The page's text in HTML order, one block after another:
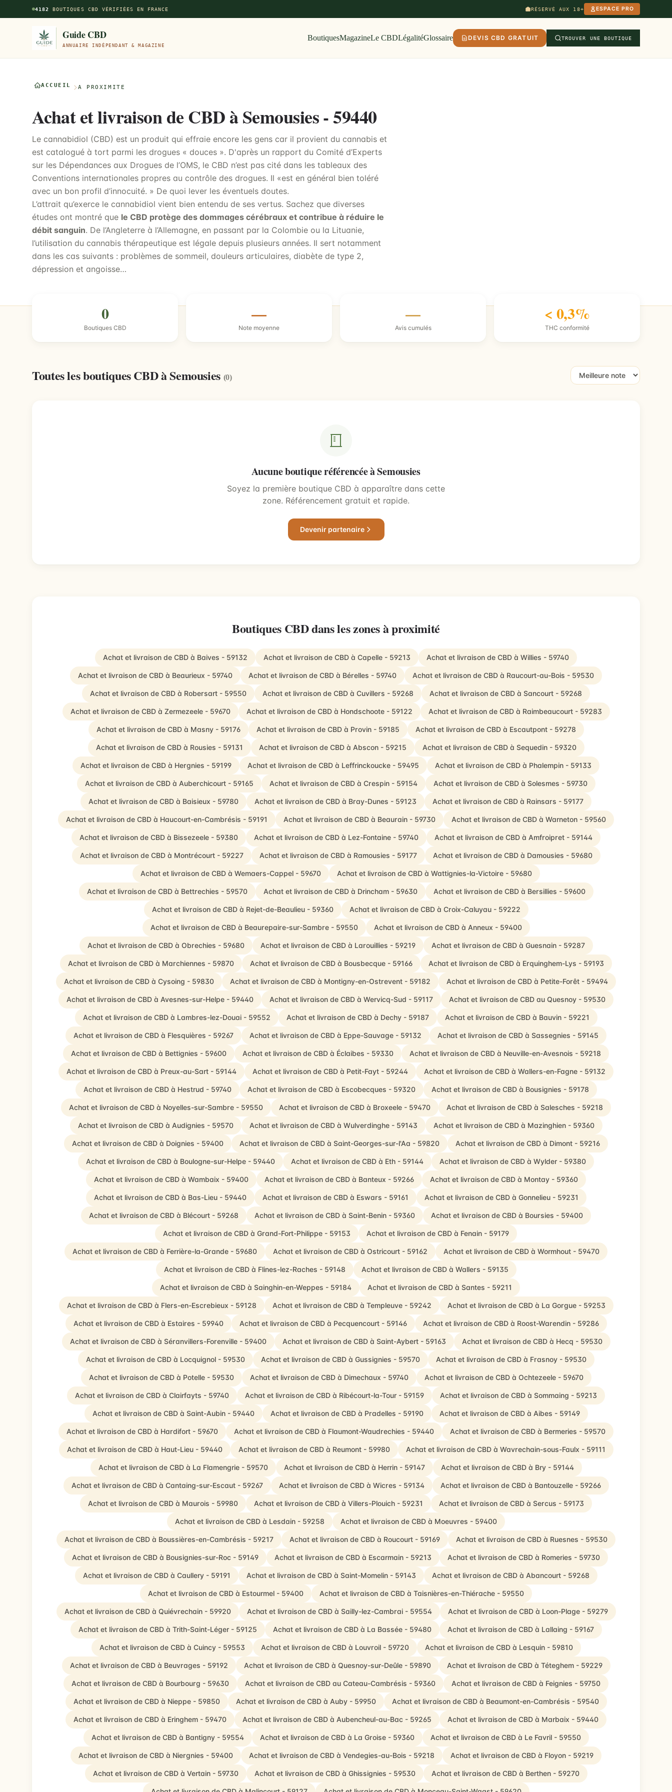
Aller au contenu principal
4182 BOUTIQUES CBD VÉRIFIÉES EN FRANCE RÉSERVÉ AUX 18+ ESPACE PRO
Guide CBD
ANNUAIRE INDÉPENDANT & MAGAZINE
BoutiquesMagazineLe CBDLégalitéGlossaire DEVIS CBD GRATUIT TROUVER UNE BOUTIQUE
ACCUEIL À PROXIMITÉ
Achat et livraison de CBD à Semousies - 59440
Le cannabidiol (CBD) est un produit qui effraie encore les gens car il provient du cannabis et
est catalogué à tort parmi les drogues « douces ». D'après un rapport du Comité d’Experts
sur les Dépendances aux Drogues de l’OMS, le CBD n’est pas cité dans les tableaux des
Conventions internationales propres au contrôle des drogues. Il «est en général bien toléré
avec un bon profil d’innocuité. » De quoi lever les éventuels doutes.
L’attrait qu’exerce le cannabidiol vient bien entendu de ses vertus. Sachez que diverses
études ont montré que le CBD protège des dommages cérébraux et contribue à réduire le
débit sanguin. De l’Angleterre à l’Allemagne, en passant par la Colombie ou la Lituanie,
l’utilisation du cannabis thérapeutique est légale depuis plusieurs années. Il sert notamment
dans les cas suivants : problèmes de sommeil, douleurs articulaires, diabète de type 2,
dépression et angoisse…
0
Boutiques CBD
—
Note moyenne
—
Avis cumulés
< 0,3%
THC conformité
Toutes les boutiques CBD à Semousies (0)
Aucune boutique référencée à Semousies
Soyez la première boutique CBD à apparaître dans cette
zone. Référencement gratuit et rapide.
Devenir partenaire
Boutiques CBD dans les zones à proximité
Achat et livraison de CBD à Baives - 59132 Achat et livraison de CBD à Capelle - 59213 Achat et livraison de CBD à Willies - 59740
Achat et livraison de CBD à Beaurieux - 59740 Achat et livraison de CBD à Bérelles - 59740 Achat et livraison de CBD à Raucourt-au-Bois - 59530
Achat et livraison de CBD à Robersart - 59550 Achat et livraison de CBD à Cuvillers - 59268 Achat et livraison de CBD à Sancourt - 59268
Achat et livraison de CBD à Zermezeele - 59670 Achat et livraison de CBD à Hondschoote - 59122 Achat et livraison de CBD à Raimbeaucourt - 59283
Achat et livraison de CBD à Masny - 59176 Achat et livraison de CBD à Provin - 59185 Achat et livraison de CBD à Escautpont - 59278
Achat et livraison de CBD à Rousies - 59131 Achat et livraison de CBD à Abscon - 59215 Achat et livraison de CBD à Sequedin - 59320
Achat et livraison de CBD à Hergnies - 59199 Achat et livraison de CBD à Leffrinckoucke - 59495 Achat et livraison de CBD à Phalempin - 59133
Achat et livraison de CBD à Auberchicourt - 59165 Achat et livraison de CBD à Crespin - 59154 Achat et livraison de CBD à Solesmes - 59730
Achat et livraison de CBD à Baisieux - 59780 Achat et livraison de CBD à Bray-Dunes - 59123 Achat et livraison de CBD à Rainsars - 59177
Achat et livraison de CBD à Haucourt-en-Cambrésis - 59191 Achat et livraison de CBD à Beaurain - 59730 Achat et livraison de CBD à Warneton - 59560
Achat et livraison de CBD à Bissezeele - 59380 Achat et livraison de CBD à Lez-Fontaine - 59740 Achat et livraison de CBD à Amfroipret - 59144
Achat et livraison de CBD à Montrécourt - 59227 Achat et livraison de CBD à Ramousies - 59177 Achat et livraison de CBD à Damousies - 59680
Achat et livraison de CBD à Wemaers-Cappel - 59670 Achat et livraison de CBD à Wattignies-la-Victoire - 59680
Achat et livraison de CBD à Bettrechies - 59570 Achat et livraison de CBD à Drincham - 59630 Achat et livraison de CBD à Bersillies - 59600
Achat et livraison de CBD à Rejet-de-Beaulieu - 59360 Achat et livraison de CBD à Croix-Caluyau - 59222
Achat et livraison de CBD à Beaurepaire-sur-Sambre - 59550 Achat et livraison de CBD à Anneux - 59400
Achat et livraison de CBD à Obrechies - 59680 Achat et livraison de CBD à Larouillies - 59219 Achat et livraison de CBD à Guesnain - 59287
Achat et livraison de CBD à Marchiennes - 59870 Achat et livraison de CBD à Bousbecque - 59166 Achat et livraison de CBD à Erquinghem-Lys - 59193
Achat et livraison de CBD à Cysoing - 59830 Achat et livraison de CBD à Montigny-en-Ostrevent - 59182 Achat et livraison de CBD à Petite-Forêt - 59494
Achat et livraison de CBD à Avesnes-sur-Helpe - 59440 Achat et livraison de CBD à Wervicq-Sud - 59117 Achat et livraison de CBD au Quesnoy - 59530
Achat et livraison de CBD à Lambres-lez-Douai - 59552 Achat et livraison de CBD à Dechy - 59187 Achat et livraison de CBD à Bauvin - 59221
Achat et livraison de CBD à Flesquières - 59267 Achat et livraison de CBD à Eppe-Sauvage - 59132 Achat et livraison de CBD à Sassegnies - 59145
Achat et livraison de CBD à Bettignies - 59600 Achat et livraison de CBD à Éclaibes - 59330 Achat et livraison de CBD à Neuville-en-Avesnois - 59218
Achat et livraison de CBD à Preux-au-Sart - 59144 Achat et livraison de CBD à Petit-Fayt - 59244 Achat et livraison de CBD à Wallers-en-Fagne - 59132
Achat et livraison de CBD à Hestrud - 59740 Achat et livraison de CBD à Escobecques - 59320 Achat et livraison de CBD à Bousignies - 59178
Achat et livraison de CBD à Noyelles-sur-Sambre - 59550 Achat et livraison de CBD à Broxeele - 59470 Achat et livraison de CBD à Salesches - 59218
Achat et livraison de CBD à Audignies - 59570 Achat et livraison de CBD à Wulverdinghe - 59143 Achat et livraison de CBD à Mazinghien - 59360
Achat et livraison de CBD à Doignies - 59400 Achat et livraison de CBD à Saint-Georges-sur-l'Aa - 59820 Achat et livraison de CBD à Dimont - 59216
Achat et livraison de CBD à Boulogne-sur-Helpe - 59440 Achat et livraison de CBD à Eth - 59144 Achat et livraison de CBD à Wylder - 59380
Achat et livraison de CBD à Wambaix - 59400 Achat et livraison de CBD à Banteux - 59266 Achat et livraison de CBD à Montay - 59360
Achat et livraison de CBD à Bas-Lieu - 59440 Achat et livraison de CBD à Eswars - 59161 Achat et livraison de CBD à Gonnelieu - 59231
Achat et livraison de CBD à Blécourt - 59268 Achat et livraison de CBD à Saint-Benin - 59360 Achat et livraison de CBD à Boursies - 59400
Achat et livraison de CBD à Grand-Fort-Philippe - 59153 Achat et livraison de CBD à Fenain - 59179
Achat et livraison de CBD à Ferrière-la-Grande - 59680 Achat et livraison de CBD à Ostricourt - 59162 Achat et livraison de CBD à Wormhout - 59470
Achat et livraison de CBD à Flines-lez-Raches - 59148 Achat et livraison de CBD à Wallers - 59135
Achat et livraison de CBD à Sainghin-en-Weppes - 59184 Achat et livraison de CBD à Santes - 59211
Achat et livraison de CBD à Flers-en-Escrebieux - 59128 Achat et livraison de CBD à Templeuve - 59242 Achat et livraison de CBD à La Gorgue - 59253
Achat et livraison de CBD à Estaires - 59940 Achat et livraison de CBD à Pecquencourt - 59146 Achat et livraison de CBD à Roost-Warendin - 59286
Achat et livraison de CBD à Séranvillers-Forenville - 59400 Achat et livraison de CBD à Saint-Aybert - 59163 Achat et livraison de CBD à Hecq - 59530
Achat et livraison de CBD à Locquignol - 59530 Achat et livraison de CBD à Gussignies - 59570 Achat et livraison de CBD à Frasnoy - 59530
Achat et livraison de CBD à Potelle - 59530 Achat et livraison de CBD à Dimechaux - 59740 Achat et livraison de CBD à Ochtezeele - 59670
Achat et livraison de CBD à Clairfayts - 59740 Achat et livraison de CBD à Ribécourt-la-Tour - 59159 Achat et livraison de CBD à Sommaing - 59213
Achat et livraison de CBD à Saint-Aubin - 59440 Achat et livraison de CBD à Pradelles - 59190 Achat et livraison de CBD à Aibes - 59149
Achat et livraison de CBD à Hardifort - 59670 Achat et livraison de CBD à Flaumont-Waudrechies - 59440 Achat et livraison de CBD à Bermeries - 59570
Achat et livraison de CBD à Haut-Lieu - 59440 Achat et livraison de CBD à Reumont - 59980 Achat et livraison de CBD à Wavrechain-sous-Faulx - 59111
Achat et livraison de CBD à La Flamengrie - 59570 Achat et livraison de CBD à Herrin - 59147 Achat et livraison de CBD à Bry - 59144
Achat et livraison de CBD à Cantaing-sur-Escaut - 59267 Achat et livraison de CBD à Wicres - 59134 Achat et livraison de CBD à Bantouzelle - 59266
Achat et livraison de CBD à Maurois - 59980 Achat et livraison de CBD à Villers-Plouich - 59231 Achat et livraison de CBD à Sercus - 59173
Achat et livraison de CBD à Lesdain - 59258 Achat et livraison de CBD à Moeuvres - 59400
Achat et livraison de CBD à Boussières-en-Cambrésis - 59217 Achat et livraison de CBD à Roucourt - 59169 Achat et livraison de CBD à Ruesnes - 59530
Achat et livraison de CBD à Bousignies-sur-Roc - 59149 Achat et livraison de CBD à Escarmain - 59213 Achat et livraison de CBD à Romeries - 59730
Achat et livraison de CBD à Caullery - 59191 Achat et livraison de CBD à Saint-Momelin - 59143 Achat et livraison de CBD à Abancourt - 59268
Achat et livraison de CBD à Estourmel - 59400 Achat et livraison de CBD à Taisnières-en-Thiérache - 59550
Achat et livraison de CBD à Quiévrechain - 59920 Achat et livraison de CBD à Sailly-lez-Cambrai - 59554 Achat et livraison de CBD à Loon-Plage - 59279
Achat et livraison de CBD à Trith-Saint-Léger - 59125 Achat et livraison de CBD à La Bassée - 59480 Achat et livraison de CBD à Lallaing - 59167
Achat et livraison de CBD à Cuincy - 59553 Achat et livraison de CBD à Louvroil - 59720 Achat et livraison de CBD à Lesquin - 59810
Achat et livraison de CBD à Beuvrages - 59192 Achat et livraison de CBD à Quesnoy-sur-Deûle - 59890 Achat et livraison de CBD à Téteghem - 59229
Achat et livraison de CBD à Bourbourg - 59630 Achat et livraison de CBD au Cateau-Cambrésis - 59360 Achat et livraison de CBD à Feignies - 59750
Achat et livraison de CBD à Nieppe - 59850 Achat et livraison de CBD à Auby - 59950 Achat et livraison de CBD à Beaumont-en-Cambrésis - 59540
Achat et livraison de CBD à Eringhem - 59470 Achat et livraison de CBD à Aubencheul-au-Bac - 59265 Achat et livraison de CBD à Marbaix - 59440
Achat et livraison de CBD à Bantigny - 59554 Achat et livraison de CBD à La Groise - 59360 Achat et livraison de CBD à Le Favril - 59550
Achat et livraison de CBD à Niergnies - 59400 Achat et livraison de CBD à Vendegies-au-Bois - 59218 Achat et livraison de CBD à Floyon - 59219
Achat et livraison de CBD à Vertain - 59730 Achat et livraison de CBD à Ghissignies - 59530 Achat et livraison de CBD à Berthen - 59270